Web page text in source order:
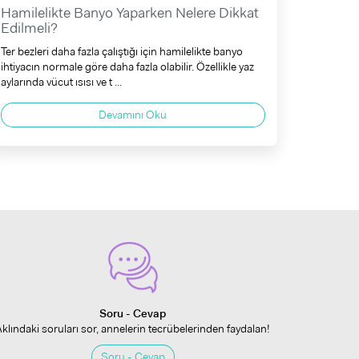
Hamilelikte Banyo Yaparken Nelere Dikkat
Edilmeli?
Ter bezleri daha fazla çalıştığı için hamilelikte banyo
ihtiyacın normale göre daha fazla olabilir. Özellikle yaz
aylarında vücut ısısı ve t ...
Devamını Oku
Soru - Cevap
soruları sor, annelerin tecrübelerinden faydalan!